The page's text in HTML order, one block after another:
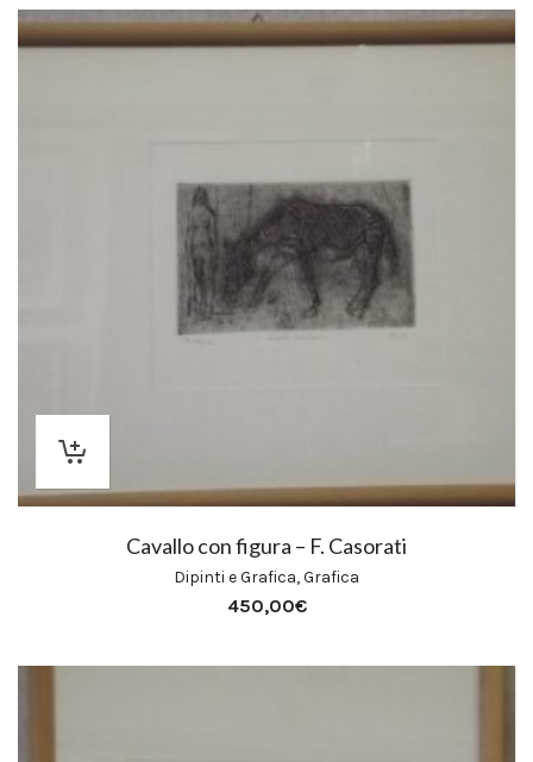
Cavallo con figura – F. Casorati
Dipinti e Grafica,Grafica
450,00€